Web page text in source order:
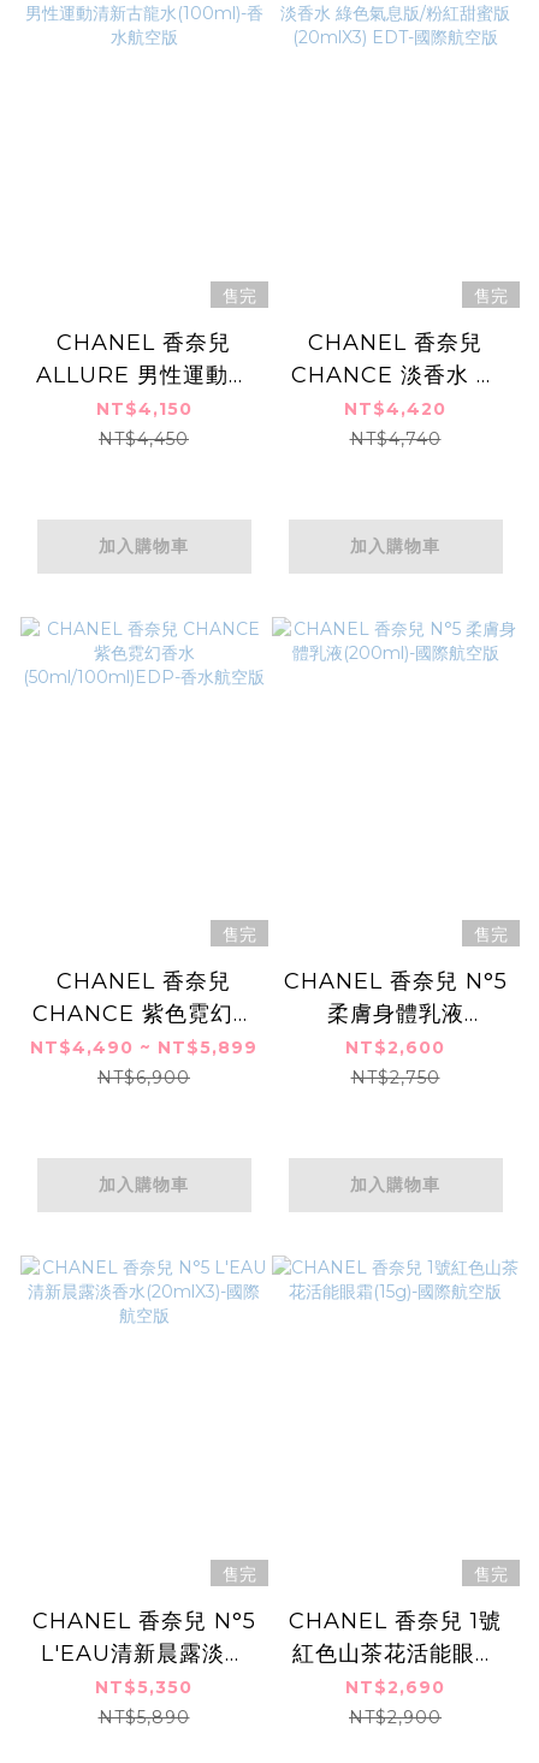
售完
CHANEL 香奈兒
ALLURE 男性運動清
新古龍水(100ml)-香
水航空版
NT$4,150
NT$4,450
加入購物車
售完
CHANEL 香奈兒
CHANCE 淡香水 綠
色氣息版/粉紅甜蜜版
(20mlX3) EDT-國際
NT$4,420
NT$4,740
加入購物車
售完
CHANEL 香奈兒
CHANCE 紫色霓幻香
水
(50ml/100ml)EDP-
NT$4,490 ~ NT$5,899
NT$6,900
加入購物車
售完
CHANEL 香奈兒 N°5
柔膚身體乳液
(200ml)-國際航空版
NT$2,600
NT$2,750
加入購物車
售完
CHANEL 香奈兒 N°5
L'EAU清新晨露淡香
水(20mlX3)-國際航
空版
NT$5,350
NT$5,890
售完
CHANEL 香奈兒 1號
紅色山茶花活能眼霜
(15g)-國際航空版
NT$2,690
NT$2,900